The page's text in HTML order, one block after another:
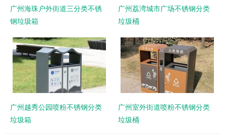
广州海珠户外街道三分类不锈
钢垃圾箱
广州荔湾城市广场不锈钢分类
垃圾桶
广州越秀公园喷粉不锈钢分类
垃圾箱
广州室外街道喷粉不锈钢分类
垃圾桶